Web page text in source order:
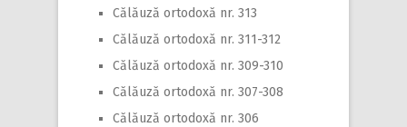
Călăuză ortodoxă nr. 313
Călăuză ortodoxă nr. 311-312
Călăuză ortodoxă nr. 309-310
Călăuză ortodoxă nr. 307-308
Călăuză ortodoxă nr. 306